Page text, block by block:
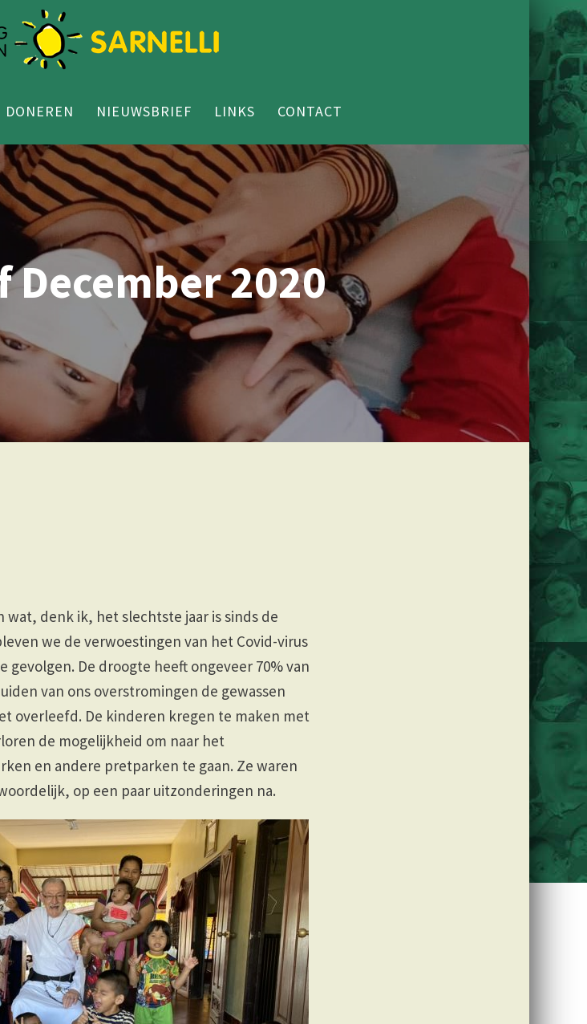
DONEREN NIEUWSBRIEF LINKS CONTACT
2020
wat, denk ik, het slechtste jaar is sinds de
we de verwoestingen van het Covid-virus
gevolgen. De droogte heeft ongeveer 70% van
van ons overstromingen de gewassen
overleefd. De kinderen kregen te maken met
de mogelijkheid om naar het
en andere pretparken te gaan. Ze waren
op een paar uitzonderingen na.